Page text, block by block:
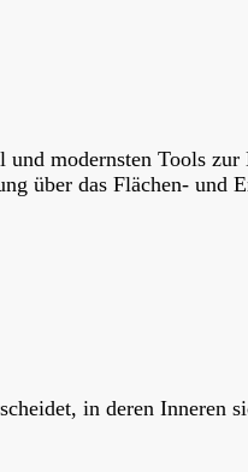
modernsten Tools
über das Flächen- und
in deren Inneren